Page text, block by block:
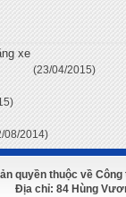
xe
(23/04/2015)
08/2014)
quyền thuộc về
chỉ: 84 Hùng Vương